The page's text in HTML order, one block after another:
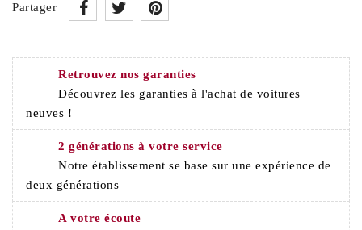
Partager
Retrouvez nos garanties
Découvrez les garanties à l'achat de voitures
neuves !
2 générations à votre service
Notre établissement se base sur une expérience de
deux générations
A votre écoute